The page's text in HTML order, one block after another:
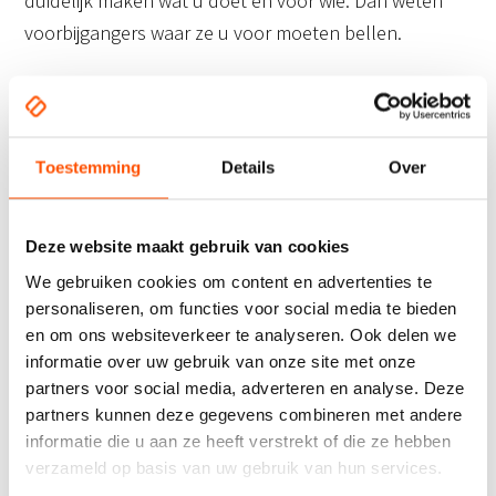
Toestemming Details Over
Deze website maakt gebruik van cookies
We gebruiken cookies om content en advertenties te
personaliseren, om functies voor social media te bieden
en om ons websiteverkeer te analyseren. Ook delen we
informatie over uw gebruik van onze site met onze
partners voor social media, adverteren en analyse. Deze
partners kunnen deze gegevens combineren met andere
informatie die u aan ze heeft verstrekt of die ze hebben
verzameld op basis van uw gebruik van hun services.
voorbijgangers waar ze u voor moeten bellen.
Houd het kort
leestijd. Vermeld daarom niet te veel en maak
leesbaar is en dat het belangrijkste eruit springt.
Meer weten over
autobelettering? Neem
contact op met CD-Reclame
CD-Reclame is al meer dan 30 jaar een expert in zowel
binnen- als buitenreclame. Wij denken graag met u